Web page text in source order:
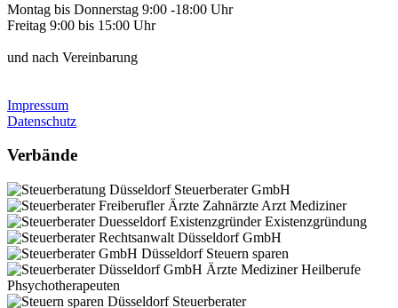
Montag bis Donnerstag 9:00 -18:00 Uhr
Freitag 9:00 bis 15:00 Uhr
und nach Vereinbarung
Impressum
Datenschutz
Verbände